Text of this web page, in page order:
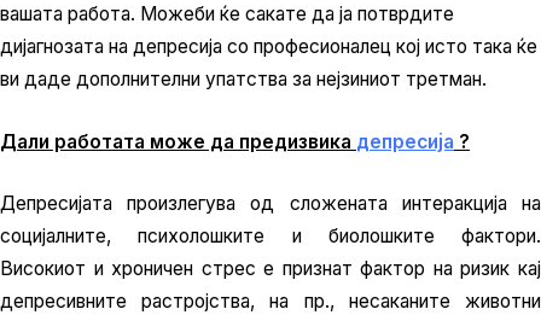
вашата работа. Можеби ќе сакате да ја потврдите
дијагнозата на депресија со професионалец кој исто така ќе
ви даде дополнителни упатства за нејзиниот третман.
Дали работата може да предизвика депресија ?
Депресијата произлегува од сложената интеракција на
социјалните, психолошките и биолошките фактори.
Високиот и хроничен стрес е признат фактор на ризик кај
депресивните растројства, на пр., несаканите животни